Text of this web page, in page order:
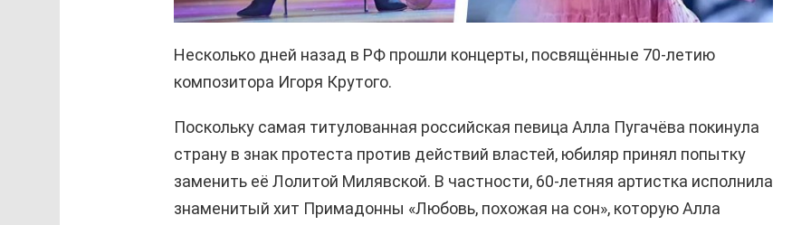
Несколько дней назад в РФ прошли концерты, посвящённые 70-летию
композитора Игоря Крутого.
Поскольку самая титулованная российская певица Алла Пугачёва покинула
страну в знак протеста против действий властей, юбиляр принял попытку
заменить её Лолитой Милявской. В частности, 60-летняя артистка исполнила
знаменитый хит Примадонны «Любовь, похожая на сон», которую Алла